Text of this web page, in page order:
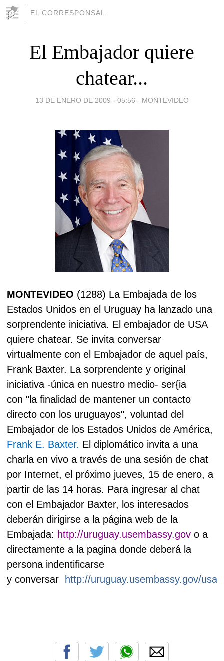
EL CORRESPONSAL
El Embajador quiere
chatear...
13 DE ENERO DE 2009 - 05:56 - MONTEVIDEO
MONTEVIDEO (1288) La Embajada de los
Estados Unidos en el Uruguay ha lanzado una
sorprendente iniciativa. El embajador de USA
quiere chatear. Se invita conversar
virtualmente con el Embajador de aquel país,
Frank Baxter. La sorprendente y original
iniciativa -única en nuestro medio- ser{ia
con "la finalidad de mantener un contacto
directo con los uruguayos", voluntad del
Embajador de los Estados Unidos de América,
Frank E. Baxter. El diplomático invita a una
charla en vivo a través de una sesión de chat
por Internet, e l próximo jueves, 15 de enero, a
partir de las 14 horas. Para ingresar al chat
con el Embajador Baxter, los interesados
deberán dirigirse a la página web de la
Embajada: http://uruguay.usembassy.gov o a
directamente a la pagina donde deberá la
persona indentificarse
y conversar
http://uruguay.usembassy.gov/